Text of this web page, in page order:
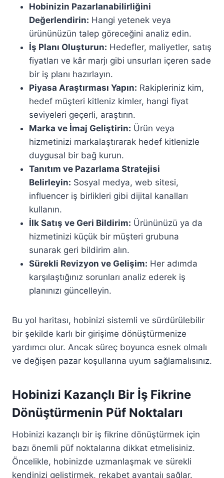
Hobinizin Pazarlanabilirliğini
Değerlendirin: Hangi yetenek veya
ürününüzün talep göreceğini analiz edin.
İş Planı Oluşturun: Hedefler, maliyetler, satış
fiyatları ve kâr marjı gibi unsurları içeren sade
bir iş planı hazırlayın.
Piyasa Araştırması Yapın: Rakipleriniz kim,
hedef müşteri kitleniz kimler, hangi fiyat
seviyeleri geçerli, araştırın.
Marka ve İmaj Geliştirin: Ürün veya
hizmetinizi markalaştırarak hedef kitlenizle
duygusal bir bağ kurun.
Tanıtım ve Pazarlama Stratejisi
Belirleyin: Sosyal medya, web sitesi,
influencer iş birlikleri gibi dijital kanalları
kullanın.
İlk Satış ve Geri Bildirim: Ürününüzü ya da
hizmetinizi küçük bir müşteri grubuna
sunarak geri bildirim alın.
Sürekli Revizyon ve Gelişim: Her adımda
karşılaştığınız sorunları analiz ederek iş
planınızı güncelleyin.
Bu yol haritası, hobinizi sistemli ve sürdürülebilir
bir şekilde karlı bir girişime dönüştürmenize
yardımcı olur. Ancak süreç boyunca esnek olmalı
ve değişen pazar koşullarına uyum sağlamalısınız.
Hobinizi Kazançlı Bir İş Fikrine
Dönüştürmenin Püf Noktaları
Hobinizi kazançlı bir iş fikrine dönüştürmek için
bazı önemli püf noktalarına dikkat etmelisiniz.
Öncelikle, hobinizde uzmanlaşmak ve sürekli
kendinizi geliştirmek, rekabet avantajı sağlar.